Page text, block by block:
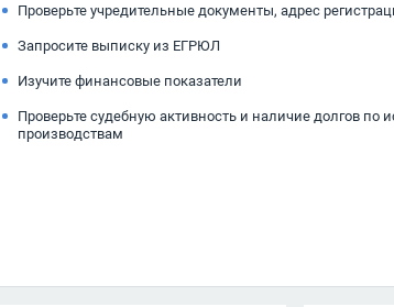
Проверьте учредительные документы, адрес
Запросите выписку из ЕГРЮЛ
Изучите финансовые показатели
Проверьте судебную активность и наличие долгов по
производствам